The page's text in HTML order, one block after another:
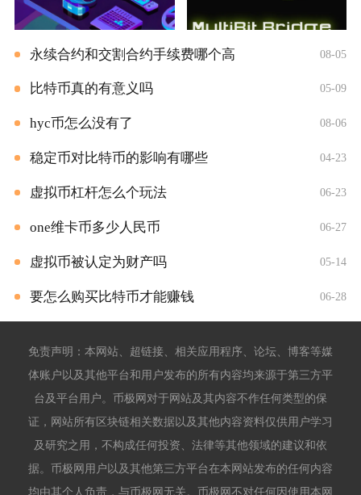
永续合约和交割合约手续费哪个高 08-05
比特币真的有意义吗 05-09
hyc币怎么没有了 08-06
稳定币对比特币的影响有哪些 04-23
虚拟币杠杆怎么个玩法 06-23
one维卡币多少人民币 06-27
虚拟币被认定为财产吗 05-14
要怎么购买比特币才能赚钱 06-28
免责声明：本网站、超链接、相关应用程序、论坛、博客等媒
体账户以及其他平台和用户发布的所有内容均来源于第三方平
台及平台用户。币极网对于网站及其内容不作任何类型的保
证，网站所有区块链相关数据以及其他内容资料仅供用户学习
及研究之用，不构成任何投资、法律等其他领域的建议和依
据。币极网用户以及其他第三方平台在本网站发布的任何内容
均由其个人负责，与币极网无关。币极网不对任何因使用本网